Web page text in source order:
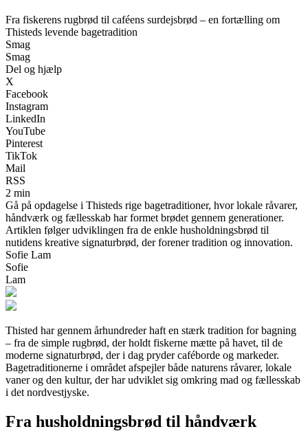
Fra fiskerens rugbrød til caféens surdejsbrød – en fortælling om
Thisteds levende bagetradition
Smag
Smag
Del og hjælp
X
Facebook
Instagram
LinkedIn
YouTube
Pinterest
TikTok
Mail
RSS
2 min
Gå på opdagelse i Thisteds rige bagetraditioner, hvor lokale råvarer,
håndværk og fællesskab har formet brødet gennem generationer.
Artiklen følger udviklingen fra de enkle husholdningsbrød til
nutidens kreative signaturbrød, der forener tradition og innovation.
Sofie Lam
Sofie
Lam
Thisted har gennem århundreder haft en stærk tradition for bagning
– fra de simple rugbrød, der holdt fiskerne mætte på havet, til de
moderne signaturbrød, der i dag pryder caféborde og markeder.
Bagetraditionerne i området afspejler både naturens råvarer, lokale
vaner og den kultur, der har udviklet sig omkring mad og fællesskab
i det nordvestjyske.
Fra husholdningsbrød til håndværk